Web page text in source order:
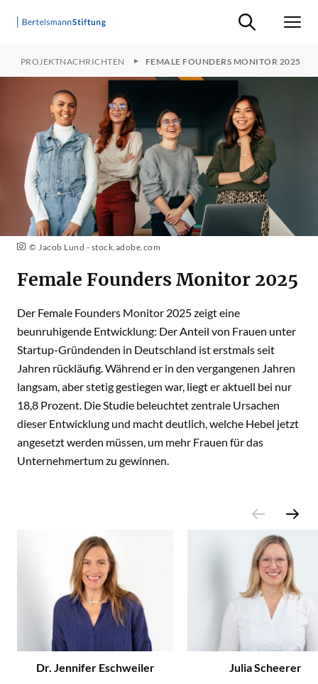
Suche ein-/
PROJEKTNACHRICHTEN FEMALE FOUNDERS MONITOR 2025
© Jacob Lund - stock.adobe.com
Female Founders Monitor 2025
Der Female Founders Monitor 2025 zeigt eine
beunruhigende Entwicklung: Der Anteil von Frauen unter
Startup-Gründenden in Deutschland ist erstmals seit
Jahren rückläufig. Während er in den vergangenen Jahren
langsam, aber stetig gestiegen war, liegt er aktuell bei nur
18,8 Prozent. Die Studie beleuchtet zentrale Ursachen
dieser Entwicklung und macht deutlich, welche Hebel jetzt
angesetzt werden müssen, um mehr Frauen für das
Unternehmertum zu gewinnen.
Dr. Jennifer Eschweiler
Julia Scheerer